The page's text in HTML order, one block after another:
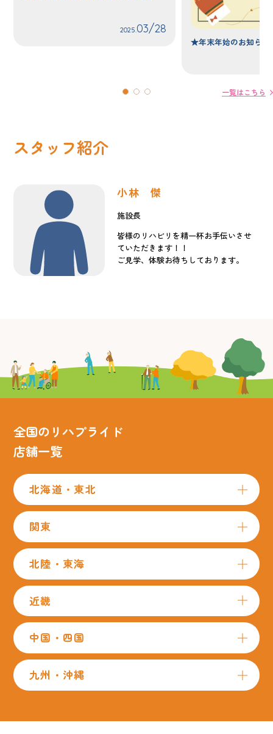
2025.03/28
★年末年始のお知ら
一覧はこちら
スタッフ紹介
小林 傑
施設長
皆様のリハビリを精一杯お手伝いさせ
ていただきます！！
ご見学、体験お待ちしております。
全国のリハプライド
店舗一覧
北海道・東北
関東
北陸・東海
近畿
中国・四国
九州・沖縄